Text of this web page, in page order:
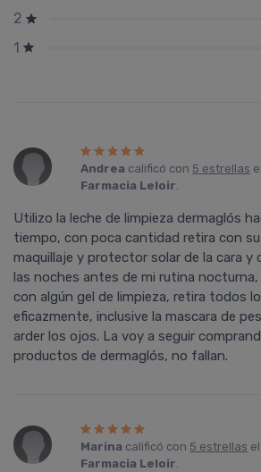
2
1
Andrea calificó con 5 estrellas
Farmacia Leloir.
Utilizo la leche de limpieza dermaglós
tiempo, con poca cantidad retira con
maquillaje y protector solar de la cara y
las noches antes de mi rutina
con algún gel de limpieza, retira todos
eficazmente, inclusive la mascara de
arder los ojos. La voy a seguir
productos de dermaglós, no fallan.
Marina calificó con 5 estrellas
Farmacia Leloir.